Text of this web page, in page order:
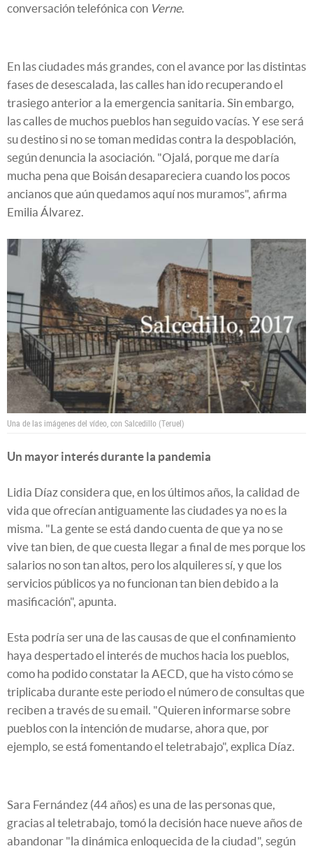
conversación telefónica con Verne.
En las ciudades más grandes, con el avance por las distintas
fases de desescalada, las calles han ido recuperando el
trasiego anterior a la emergencia sanitaria. Sin embargo,
las calles de muchos pueblos han seguido vacías. Y ese será
su destino si no se toman medidas contra la despoblación,
según denuncia la asociación. "Ojalá, porque me daría
mucha pena que Boisán desapareciera cuando los pocos
ancianos que aún quedamos aquí nos muramos", afirma
Emilia Álvarez.
Una de las imágenes del vídeo, con Salcedillo (Teruel)
Un mayor interés durante la pandemia
Lidia Díaz considera que, en los últimos años, la calidad de
vida que ofrecían antiguamente las ciudades ya no es la
misma. "La gente se está dando cuenta de que ya no se
vive tan bien, de que cuesta llegar a final de mes porque los
salarios no son tan altos, pero los alquileres sí, y que los
servicios públicos ya no funcionan tan bien debido a la
masificación", apunta.
Esta podría ser una de las causas de que el confinamiento
haya despertado el interés de muchos hacia los pueblos,
como ha podido constatar la AECD, que ha visto cómo se
triplicaba durante este periodo el número de consultas que
reciben a través de su email. "Quieren informarse sobre
pueblos con la intención de mudarse, ahora que, por
ejemplo, se está fomentando el teletrabajo", explica Díaz.
Sara Fernández (44 años) es una de las personas que,
gracias al teletrabajo, tomó la decisión hace nueve años de
abandonar "la dinámica enloquecida de la ciudad", según